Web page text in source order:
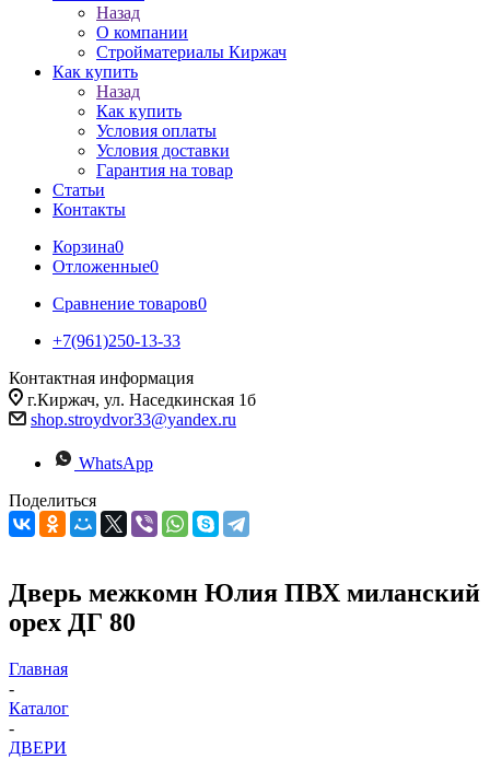
Назад
О компании
Стройматериалы Киржач
Как купить
Назад
Как купить
Условия оплаты
Условия доставки
Гарантия на товар
Статьи
Контакты
Корзина0
Отложенные0
Сравнение товаров0
+7(961)250-13-33
Контактная информация
г.Киржач, ул. Наседкинская 1б
shop.stroydvor33@yandex.ru
WhatsApp
Поделиться
Дверь межкомн Юлия ПВХ миланский
орех ДГ 80
Главная
-
Каталог
-
ДВЕРИ